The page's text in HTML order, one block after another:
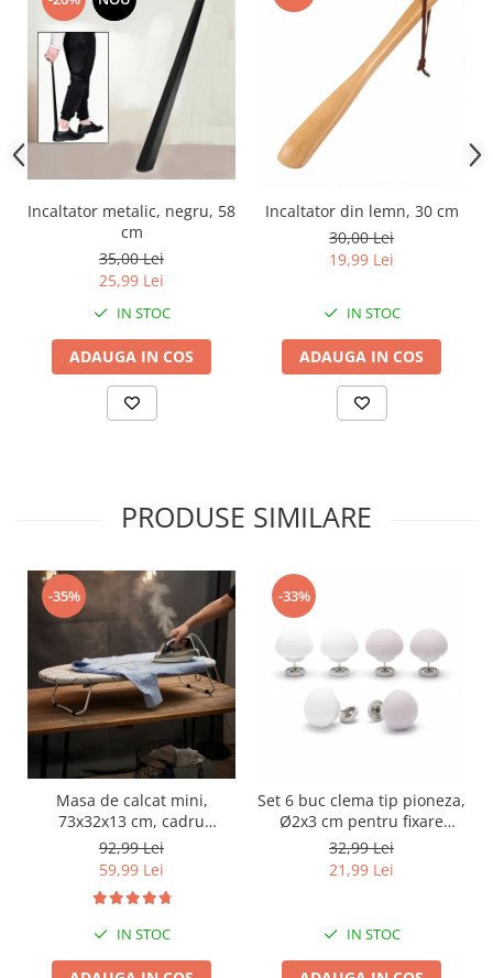
Incaltator metalic, negru, 58
cm
35,00 Lei
25,99 Lei
IN STOC
ADAUGA IN COS
Incaltator din lemn, 30 cm
30,00 Lei
19,99 Lei
IN STOC
ADAUGA IN COS
PRODUSE SIMILARE
-35%
Masa de calcat mini,
73x32x13 cm, cadru
metalic, husa din bumbac,
catlig pentru depozitare
92,99 Lei
59,99 Lei
IN STOC
-33%
Set 6 buc clema tip pioneza,
Ø2x3 cm pentru fixare
plapuma, pilota, draperie,
perdea, prosop; previne
alunecarea articolelor de
pe umeras
32,99 Lei
21,99 Lei
IN STOC